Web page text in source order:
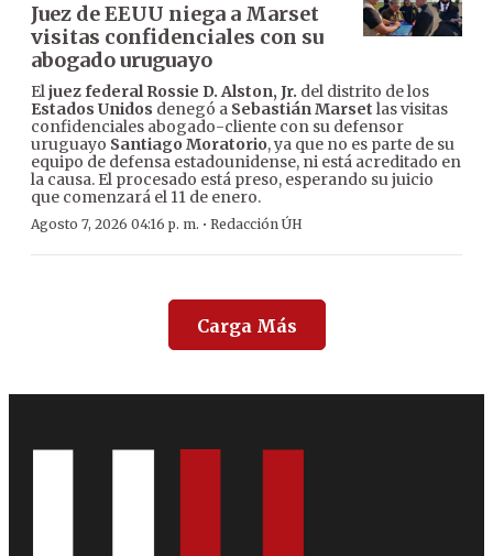
Juez de EEUU niega a Marset
visitas confidenciales con su
abogado uruguayo
Eljuez federal Rossie D. Alston, Jr. del distrito de los
Estados Unidos denegó a Sebastián Marset las visitas
confidenciales abogado-cliente con su defensor
uruguayo Santiago Moratorio, ya que no es parte de su
equipo de defensa estadounidense, ni está acreditado en
la causa. El procesado está preso, esperando su juicio
que comenzará el 11 de enero.
Agosto 7, 2026 04:16 p. m. · Redacción ÚH
Carga Más